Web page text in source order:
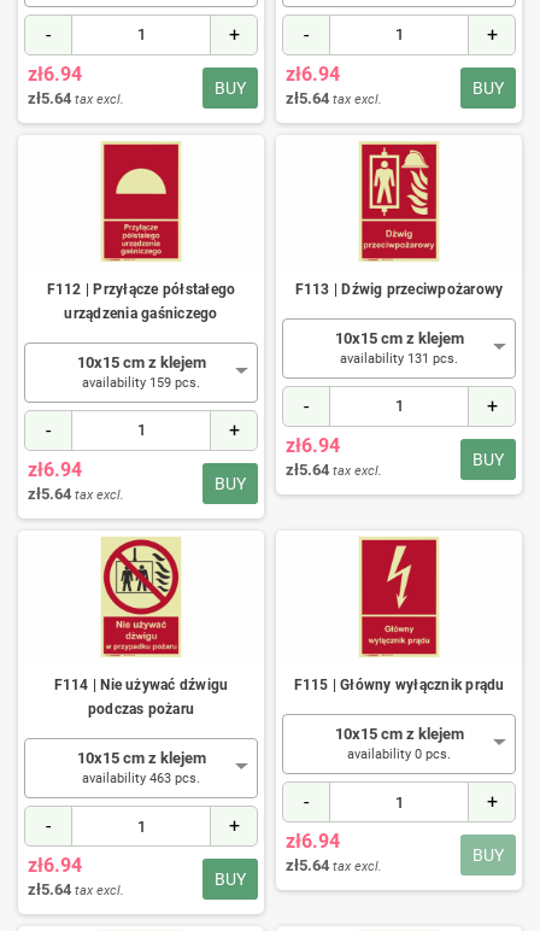
- +
BUY
zł6.94
zł5.64 tax excl.
- +
BUY
zł6.94
zł5.64 tax excl.
F112 | Przyłącze półstałego
urządzenia gaśniczego
10x15 cm z klejem
availability 159 pcs.
- +
BUY
zł6.94
zł5.64 tax excl.
F113 | Dźwig przeciwpożarowy
10x15 cm z klejem
availability 131 pcs.
- +
BUY
zł6.94
zł5.64 tax excl.
F114 | Nie używać dźwigu
podczas pożaru
10x15 cm z klejem
availability 463 pcs.
- +
BUY
zł6.94
zł5.64 tax excl.
F115 | Główny wyłącznik prądu
10x15 cm z klejem
availability 0 pcs.
- +
BUY
zł6.94
zł5.64 tax excl.